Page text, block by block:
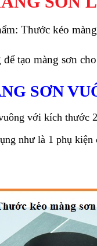
Thước kéo
tạo màng sơn
SƠN
với kích thước
như là 1 phụ